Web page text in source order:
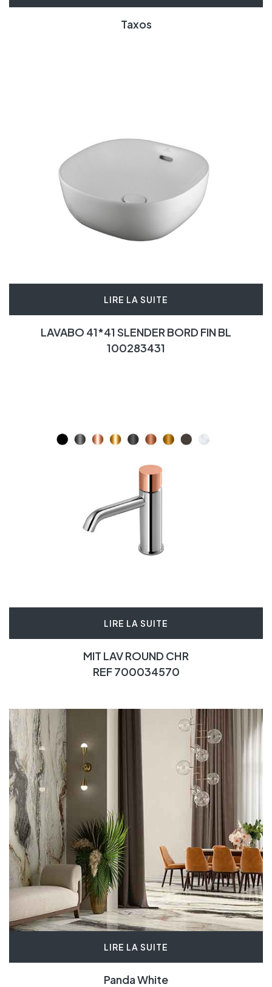
Taxos
LIRE LA SUITE
LAVABO 41*41 SLENDER BORD FIN BL
100283431
LIRE LA SUITE
MIT LAV ROUND CHR
REF 700034570
LIRE LA SUITE
Panda White